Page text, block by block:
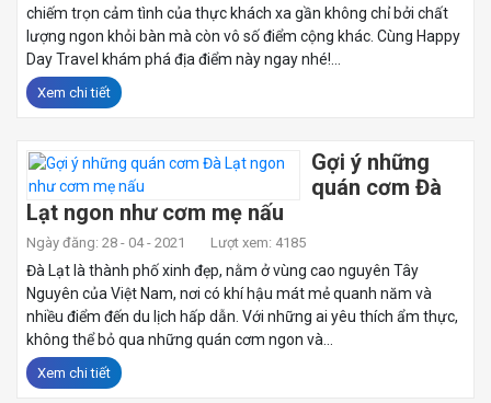
chiếm trọn cảm tình của thực khách xa gần không chỉ bởi chất
lượng ngon khỏi bàn mà còn vô số điểm cộng khác. Cùng Happy
Day Travel khám phá địa điểm này ngay nhé!...
Xem chi tiết
Gợi ý những
quán cơm Đà
Lạt ngon như cơm mẹ nấu
Ngày đăng: 28 - 04 - 2021 Lượt xem: 4185
Đà Lạt là thành phố xinh đẹp, nằm ở vùng cao nguyên Tây
Nguyên của Việt Nam, nơi có khí hậu mát mẻ quanh năm và
nhiều điểm đến du lịch hấp dẫn. Với những ai yêu thích ẩm thực,
không thể bỏ qua những quán cơm ngon và...
Xem chi tiết